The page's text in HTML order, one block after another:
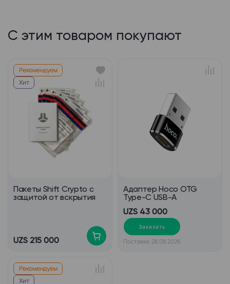
С этим товаром покупают
Рекомендуем
Хит
Пакеты Shift Crypto с
защитой от вскрытия
UZS 215 000
Адаптер Hoco OTG
Type-C USB-A
UZS 43 000
Заказать
Поставка: 28.08.2026
Рекомендуем
Хит